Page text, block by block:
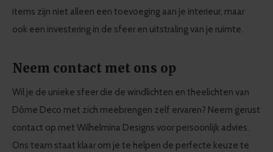
items zijn niet alleen een toevoeging aan je interieur, maar
ook een investering in de sfeer en uitstraling van je ruimte.
Neem contact met ons op
Wil je de unieke sfeer die de windlichten en theelichten van
Dôme Deco met zich meebrengen zelf ervaren? Neem gerust
contact op met Wilhelmina Designs voor persoonlijk advies.
Ons team staat klaar om je te helpen de perfecte keuze te